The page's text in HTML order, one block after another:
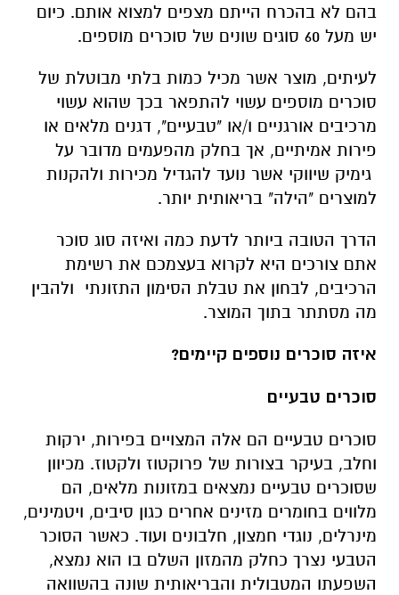
בהם לא בהכרח הייתם מצפים למצוא אותם. כיום
יש מעל 60 סוגים שונים של סוכרים מוספים.
לעיתים, מוצר אשר מכיל כמות בלתי מבוטלת של
סוכרים מוספים עשוי להתפאר בכך שהוא עשוי
מרכיבים אורגניים ו/או "טבעיים", דגנים מלאים או
פירות אמיתיים, אך בחלק מהפעמים מדובר על
גימיק שיווקי אשר נועד להגדיל מכירות ולהקנות
למוצרים "הילה" בריאותית יותר.
הדרך הטובה ביותר לדעת כמה ואיזה סוג סוכר
אתם צורכים היא לקרוא בעצמכם את רשימת
הרכיבים, לבחון את טבלת הסימון התזונתי ולהבין
מה מסתתר בתוך המוצר.
איזה סוכרים נוספים קיימים?
סוכרים טבעיים
סוכרים טבעיים הם אלה המצויים בפירות, ירקות
וחלב, בעיקר בצורות של פרוקטוז ולקטוז. מכיוון
שסוכרים טבעיים נמצאים במזונות מלאים, הם
מלווים בחומרים מזינים אחרים כגון סיבים, ויטמינים,
מינרלים, נוגדי חמצון, חלבונים ועוד. כאשר הסוכר
הטבעי נצרך כחלק מהמזון השלם בו הוא נמצא,
השפעתו המטבולית והבריאותית שונה בהשוואה